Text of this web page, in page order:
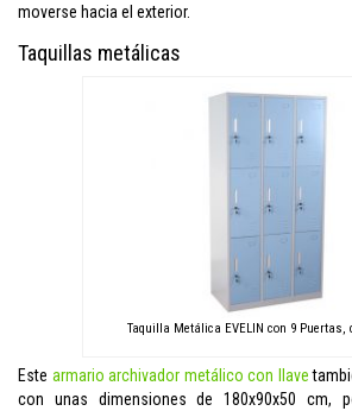
moverse hacia el exterior.
Taquillas metálicas
Taquilla Metálica EVELIN con 9 Puertas,
Este armario archivador metálico con llave
con unas dimensiones de 180x90x50 cm,